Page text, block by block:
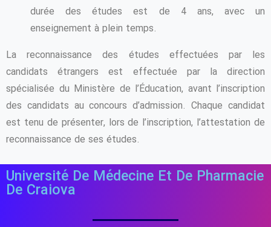
durée des études est de 4 ans, avec un
enseignement à plein temps.
La reconnaissance des études effectuées par les
candidats étrangers est effectuée par la direction
spécialisée du Ministère de l’Éducation, avant l’inscription
des candidats au concours d’admission. Chaque candidat
est tenu de présenter, lors de l’inscription, l’attestation de
reconnaissance de ses études.
Université De Médecine Et De Pharmacie
De Craiova